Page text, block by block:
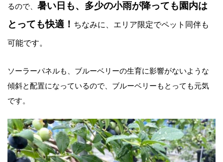
るので、 暑い日も、多少の小雨が降っても園内は
とっても快適！ ちなみに、エリア限定でペット同伴も
可能です。
ソーラーパネルも、ブルーベリーの生育に影響がないような
傾斜と配置になっているので、ブルーベリーもとっても元気
です。